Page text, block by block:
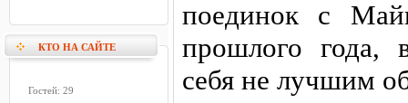
КТО НА САЙТЕ
Гостей: 29
поединок с
прошлого года,
себя не лучшим